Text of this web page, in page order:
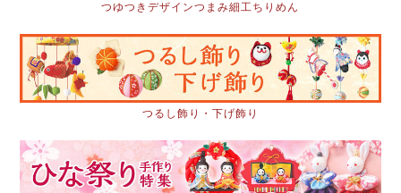
つゆつきデザインつまみ細工ちりめん
つるし飾り・下げ飾り